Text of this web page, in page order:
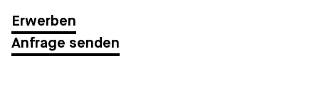
Anfrage senden